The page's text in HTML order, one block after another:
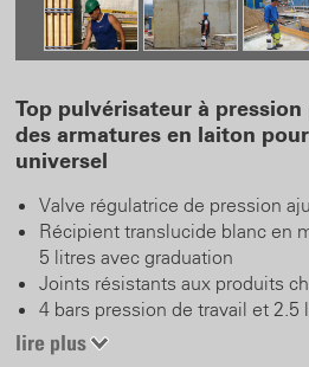
Top pulvérisateur à
des armatures en laiton
universel
Valve régulatrice de pression
Récipient translucide blanc en
5 litres avec graduation
Joints résistants aux produits
4 bars pression de travail et 2.5
pression
Soupape de sécurité
lire plus